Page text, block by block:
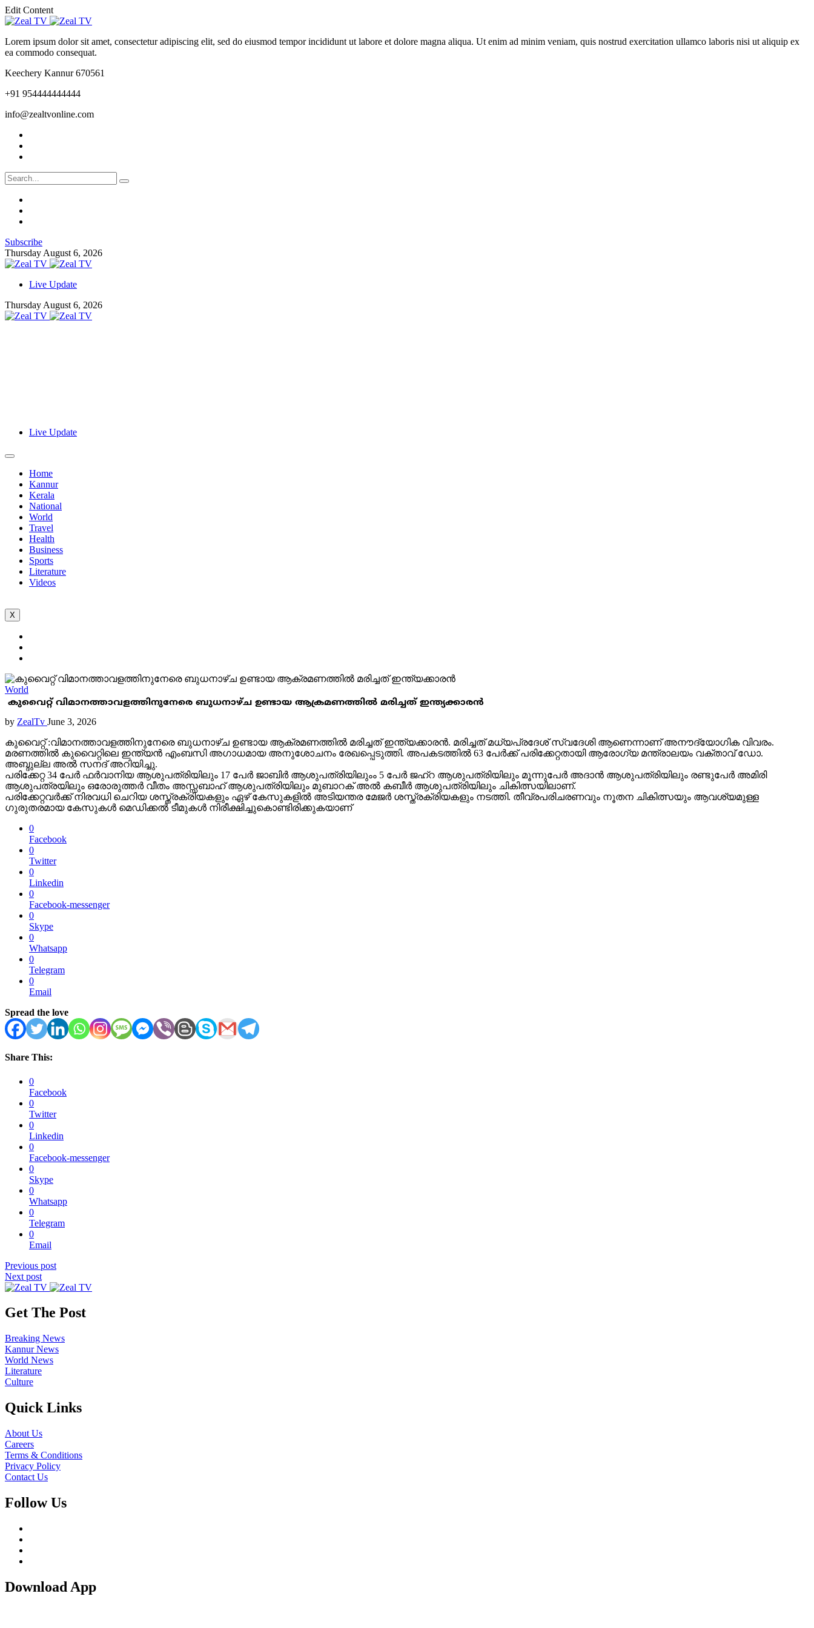
Edit Content
Lorem ipsum dolor sit amet, consectetur adipiscing elit, sed do eiusmod tempor incididunt ut labore et dolore magna aliqua. Ut enim ad minim veniam, quis nostrud exercitation ullamco laboris nisi ut aliquip ex
ea commodo consequat.
Keechery Kannur 670561
+91 954444444444
info@zealtvonline.com
Subscribe
Thursday August 6, 2026
Live Update
Thursday August 6, 2026
Live Update
Home
Kannur
Kerala
National
World
Travel
Health
Business
Sports
Literature
Videos
X
World
കുവൈറ്റ് വിമാനത്താവളത്തിനുനേരെ ബുധനാഴ്ച ഉണ്ടായ ആക്രമണത്തിൽ മരിച്ചത് ഇന്ത്യക്കാരൻ
by ZealTv June 3, 2026
കുവൈറ്റ് :വിമാനത്താവളത്തിനുനേരെ ബുധനാഴ്ച ഉണ്ടായ ആക്രമണത്തിൽ മരിച്ചത് ഇന്ത്യക്കാരൻ. മരിച്ചത് മധ്യപ്രദേശ് സ്വദേശി ആണെന്നാണ് അനൗദ്യോഗിക വിവരം.
മരണത്തിൽ കുവൈറ്റിലെ ഇന്ത്യൻ എംബസി അഗാധമായ അനുശോചനം രേഖപ്പെടുത്തി. അപകടത്തിൽ 63 പേർക്ക് പരിക്കേറ്റതായി ആരോഗ്യ മന്ത്രാലയം വക്താവ് ഡോ.
അബ്ദുല്ല അൽ സനദ് അറിയിച്ചു.
പരിക്കേറ്റ 34 പേർ ഫർവാനിയ ആശുപത്രിയിലും 17 പേര്‍ ജാബിർ ആശുപത്രിയിലുംം 5 പേർ ജഹ്റ ആശുപത്രിയിലും മൂന്നുപേർ അദാൻ ആശുപത്രിയിലും രണ്ടുപേർ അമിരി
ആശുപത്രയിലും ഒരോരുത്തർ വീതം അസ്സബാഹ് ആശുപത്രിയിലും മുബാറക് അൽ കബീർ ആശുപത്രിയിലും ചികിത്സയിലാണ്.
പരിക്കേറ്റവർക്ക് നിരവധി ചെറിയ ശസ്ത്രക്രിയകളും ഏഴ് കേസുകളിൽ അടിയന്തര മേജർ ശസ്ത്രക്രിയകളും നടത്തി. തീവ്രപരിചരണവും നൂതന ചികിത്സയും ആവശ്യമുള്ള
ഗുരുതരമായ കേസുകൾ മെഡിക്കൽ ടീമുകൾ നിരീക്ഷിച്ചുകൊണ്ടിരിക്കുകയാണ്
0
Facebook
0
Twitter
0
Linkedin
0
Facebook-messenger
0
Skype
0
Whatsapp
0
Telegram
0
Email
Spread the love
Share This:
0
Facebook
0
Twitter
0
Linkedin
0
Facebook-messenger
0
Skype
0
Whatsapp
0
Telegram
0
Email
Previous post
Next post
Get The Post
Breaking News
Kannur News
World News
Literature
Culture
Quick Links
About Us
Careers
Terms & Conditions
Privacy Policy
Contact Us
Follow Us
Download App